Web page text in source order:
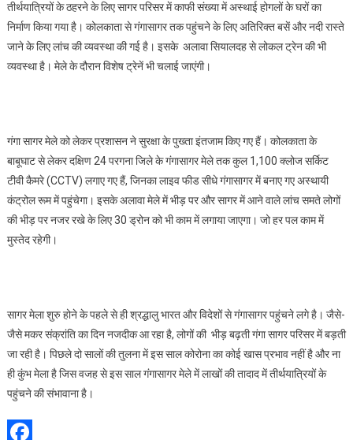
तीर्थयात्रियों के ठहरने के लिए सागर परिसर में काफी संख्या में अस्थाई होगलों के घरों का
निर्माण किया गया है। कोलकाता से गंगासागर तक पहुंचने के लिए अतिरिक्त बसें और नदी रास्ते
जाने के लिए लांच की व्यवस्था की गई है। इसके अलावा सियालदह से लोकल ट्रेन की भी
व्यवस्था है। मेले के दौरान विशेष ट्रेनें भी चलाई जाएंगी।
गंगा सागर मेले को लेकर प्रशासन ने सुरक्षा के पुख्ता इंतजाम किए गए हैं। कोलकाता के
बाबूघाट से लेकर दक्षिण 24 परगना जिले के गंगासागर मेले तक कुल 1,100 क्लोज सर्किट
टीवी कैमरे (CCTV) लगाए गए हैं, जिनका लाइव फीड सीधे गंगासागर में बनाए गए अस्थायी
कंट्रोल रूम में पहुंचेगा। इसके अलावा मेले में भीड़ पर और सागर में आने वाले लांच समते लोगों
की भीड़ पर नजर रखे के लिए 30 ड्रोन को भी काम में लगाया जाएगा। जो हर पल काम में
मुस्तेद रहेगी।
सागर मेला शुरु होने के पहले से ही श्रद्धालु भारत और विदेशों से गंगासागर पहुंचने लगे है। जैसे-
जैसे मकर संक्रांति का दिन नजदीक आ रहा है, लोगों की भीड़ बढ़ती गंगा सागर परिसर में बड़ती
जा रही है। पिछले दो सालों की तुलना में इस साल कोरोना का कोई खास प्रभाव नहीं है और ना
ही कुंभ मेला है जिस वजह से इस साल गंगासागर मेले में लाखों की तादाद में तीर्थयात्रियों के
पहुंचने की संभावाना है।